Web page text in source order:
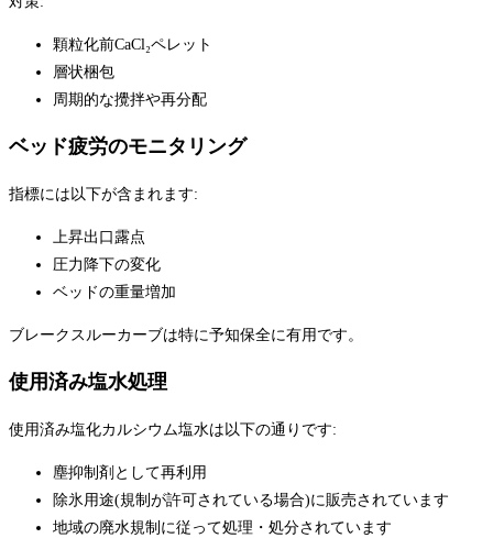
顆粒化前CaCl₂ペレット
層状梱包
周期的な攪拌や再分配
ベッド疲労のモニタリング
指標には以下が含まれます:
上昇出口露点
圧力降下の変化
ベッドの重量増加
ブレークスルーカーブは特に予知保全に有用です。
使用済み塩水処理
使用済み塩化カルシウム塩水は以下の通りです:
塵抑制剤として再利用
除氷用途(規制が許可されている場合)に販売されています
地域の廃水規制に従って処理・処分されています